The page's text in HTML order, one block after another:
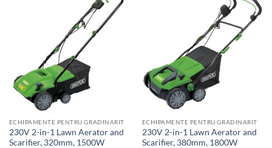
ECHIPAMENTE PENTRU GRADINARIT
230V 2-in-1 Lawn Aerator and
Scarifier, 320mm, 1500W
ECHIPAMENTE PENTRU GRADINARIT
230V 2-in-1 Lawn Aerator and
Scarifier, 380mm, 1800W